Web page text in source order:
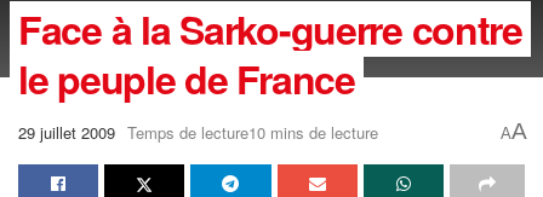
Face à la Sarko-guerre contre
le peuple de France
29 juillet 2009 Temps de lecture10 mins de lecture AA